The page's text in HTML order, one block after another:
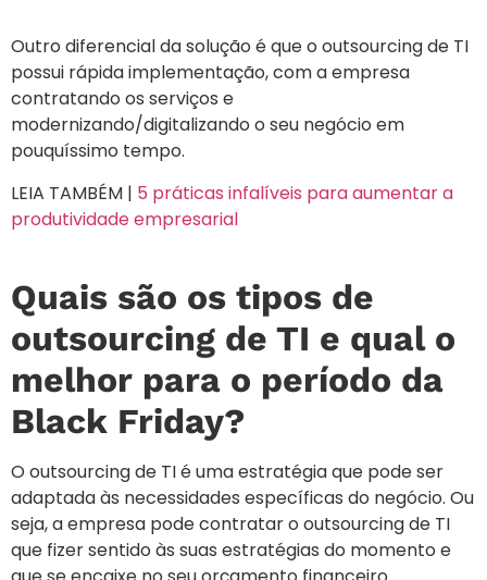
Outro diferencial da solução é que o outsourcing de TI
possui rápida implementação, com a empresa
contratando os serviços e
modernizando/digitalizando o seu negócio em
pouquíssimo tempo.
LEIA TAMBÉM | 5 práticas infalíveis para aumentar a
produtividade empresarial
Quais são os tipos de
outsourcing de TI e qual o
melhor para o período da
Black Friday?
O outsourcing de TI é uma estratégia que pode ser
adaptada às necessidades específicas do negócio. Ou
seja, a empresa pode contratar o outsourcing de TI
que fizer sentido às suas estratégias do momento e